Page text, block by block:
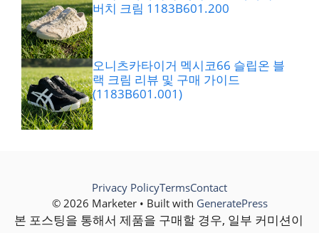
버치 크림 1183B601.200
오니츠카타이거 멕시코66 슬립온 블
랙 크림 리뷰 및 구매 가이드
(1183B601.001)
© 2026 Marketer • Built with GeneratePress
본 포스팅을 통해서 제품을 구매할 경우, 일부 커미션이
Privacy PolicyTermsContact